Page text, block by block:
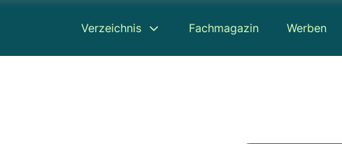
Verzeichnis Fachmagazin Werben